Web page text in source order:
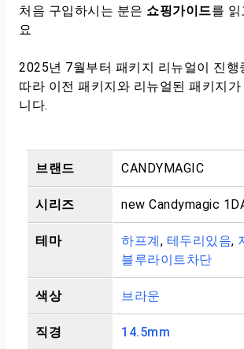
처음 구입하시는 분은 쇼핑가이드를
요
2025년 7월부터 패키지 리뉴얼이 진행
따라 이전 패키지와 리뉴얼된 패키지
니다.
브랜드 CANDYMAGIC
시리즈 new Candymagic
테마 하프계, 테두리있음,
블루라이트차단
색상 브라운
직경 14.5mm